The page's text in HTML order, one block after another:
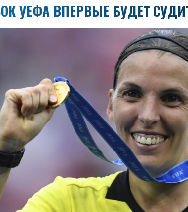
УЕФА ВПЕРВЫЕ БУДЕТ